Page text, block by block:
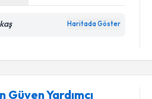
Haritada Göster
Güven Yardımcı